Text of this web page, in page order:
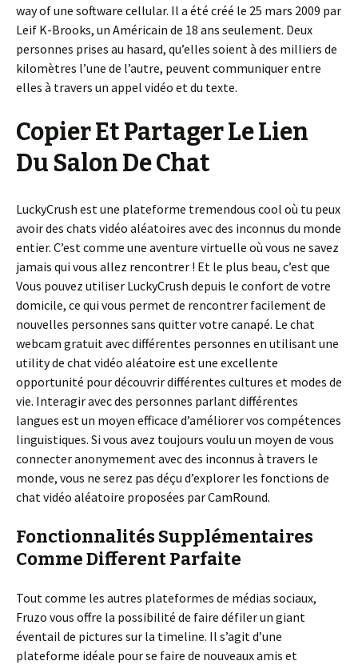
way of une software cellular. Il a été créé le 25 mars 2009 par
Leif K-Brooks, un Américain de 18 ans seulement. Deux
personnes prises au hasard, qu’elles soient à des milliers de
kilomètres l’une de l’autre, peuvent communiquer entre
elles à travers un appel vidéo et du texte.
Copier Et Partager Le Lien
Du Salon De Chat
LuckyCrush est une plateforme tremendous cool où tu peux
avoir des chats vidéo aléatoires avec des inconnus du monde
entier. C’est comme une aventure virtuelle où vous ne savez
jamais qui vous allez rencontrer ! Et le plus beau, c’est que
Vous pouvez utiliser LuckyCrush depuis le confort de votre
domicile, ce qui vous permet de rencontrer facilement de
nouvelles personnes sans quitter votre canapé. Le chat
webcam gratuit avec différentes personnes en utilisant une
utility de chat vidéo aléatoire est une excellente
opportunité pour découvrir différentes cultures et modes de
vie. Interagir avec des personnes parlant différentes
langues est un moyen efficace d’améliorer vos compétences
linguistiques. Si vous avez toujours voulu un moyen de vous
connecter anonymement avec des inconnus à travers le
monde, vous ne serez pas déçu d’explorer les fonctions de
chat vidéo aléatoire proposées par CamRound.
Fonctionnalités Supplémentaires
Comme Different Parfaite
Tout comme les autres plateformes de médias sociaux,
Fruzo vous offre la possibilité de faire défiler un giant
éventail de pictures sur la timeline. Il s’agit d’une
plateforme idéale pour se faire de nouveaux amis et